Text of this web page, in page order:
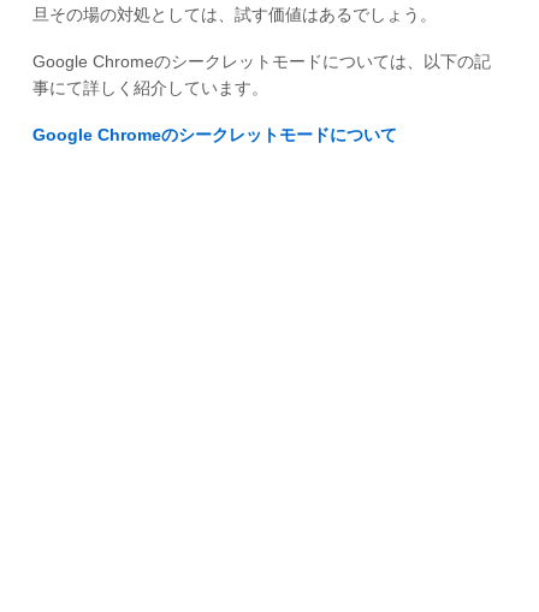
旦その場の対処としては、試す価値はあるでしょう。
Google Chromeのシークレットモードについては、以下の記
事にて詳しく紹介しています。
Google Chromeのシークレットモードについて